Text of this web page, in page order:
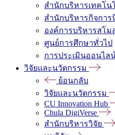
สำนักบริหารเทคโน
สำนักบริหารกิจการ
องค์การบริหารสโม
ศูนย์การศึกษาทั่วไป
การประเมินออนไล
วิจัยและนวัตกรรม
ย้อนกลับ
วิจัยและนวัตกรรม
CU Innovation Hub
Chula DigiVerse
สำนักบริหารวิจัย